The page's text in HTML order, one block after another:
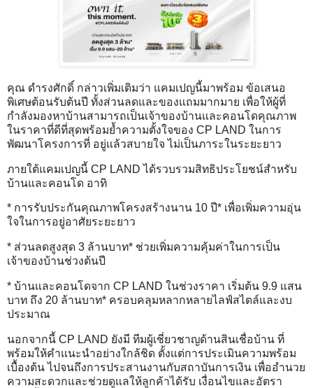
คุณ ดำรงศักดิ์ กล่าวเพิ่มเติมว่า แคมเปญนี้มาพร้อม ข้อเสนอ
พิเศษต้อนรับต้นปี ทั้งส่วนลดและของแถมมากมาย เพื่อให้ผู้ที่
กำลังมองหาบ้านสามารถเป็นเจ้าของบ้านและคอนโดคุณภาพ
ในราคาที่ดีที่สุดพร้อมย้ำความตั้งใจของ CP LAND ในการ
พัฒนาโครงการที่ อยู่แล้วสบายใจ ไม่เป็นภาระในระยะยาว
ภายใต้แคมเปญนี้ CP LAND ได้รวบรวมสิทธิประโยชน์สำหรับ
บ้านและคอนโด อาทิ
* การรับประกันคุณภาพโครงสร้างนาน 10 ปี* เพื่อเพิ่มความอุ่น
ใจในการอยู่อาศัยระยะยาว
* ส่วนลดสูงสุด 3 ล้านบาท* ช่วยเพิ่มความคุ้มค่าในการเป็น
เจ้าของบ้านช่วงต้นปี
* บ้านและคอนโดจาก CP LAND ในช่วงราคา เริ่มต้น 9.9 แสน
บาท ถึง 20 ล้านบาท* ครอบคลุมหลากหลายไลฟ์สไตล์และงบ
ประมาณ
นอกจากนี้ CP LAND ยังมี ทีมผู้เชี่ยวชาญด้านสินเชื่อบ้าน ที่
พร้อมให้คำแนะนำอย่างใกล้ชิด ตั้งแต่การประเมินความพร้อม
เบื้องต้น ไปจนถึงการประสานงานกับสถาบันการเงิน เพื่ออำนวย
ความสะดวกและช่วยดูแลให้ลูกค้าได้รับ เงื่อนไขและอัตรา